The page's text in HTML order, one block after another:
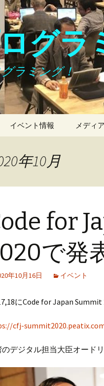
グラ
ラミング！
イベント情報 メディ
年10月
for
で発
年10月16日 イベント
にCode for Japan Summit
cfj-
のデジタル担当大臣オード